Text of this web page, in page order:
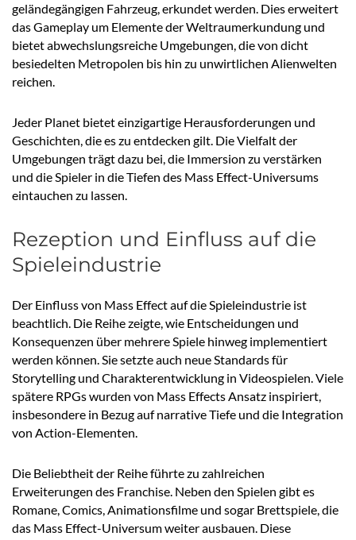
geländegängigen Fahrzeug, erkundet werden. Dies erweitert
das Gameplay um Elemente der Weltraumerkundung und
bietet abwechslungsreiche Umgebungen, die von dicht
besiedelten Metropolen bis hin zu unwirtlichen Alienwelten
reichen.
Jeder Planet bietet einzigartige Herausforderungen und
Geschichten, die es zu entdecken gilt. Die Vielfalt der
Umgebungen trägt dazu bei, die Immersion zu verstärken
und die Spieler in die Tiefen des Mass Effect-Universums
eintauchen zu lassen.
Rezeption und Einfluss auf die
Spieleindustrie
Der Einfluss von Mass Effect auf die Spieleindustrie ist
beachtlich. Die Reihe zeigte, wie Entscheidungen und
Konsequenzen über mehrere Spiele hinweg implementiert
werden können. Sie setzte auch neue Standards für
Storytelling und Charakterentwicklung in Videospielen. Viele
spätere RPGs wurden von Mass Effects Ansatz inspiriert,
insbesondere in Bezug auf narrative Tiefe und die Integration
von Action-Elementen.
Die Beliebtheit der Reihe führte zu zahlreichen
Erweiterungen des Franchise. Neben den Spielen gibt es
Romane, Comics, Animationsfilme und sogar Brettspiele, die
das Mass Effect-Universum weiter ausbauen. Diese